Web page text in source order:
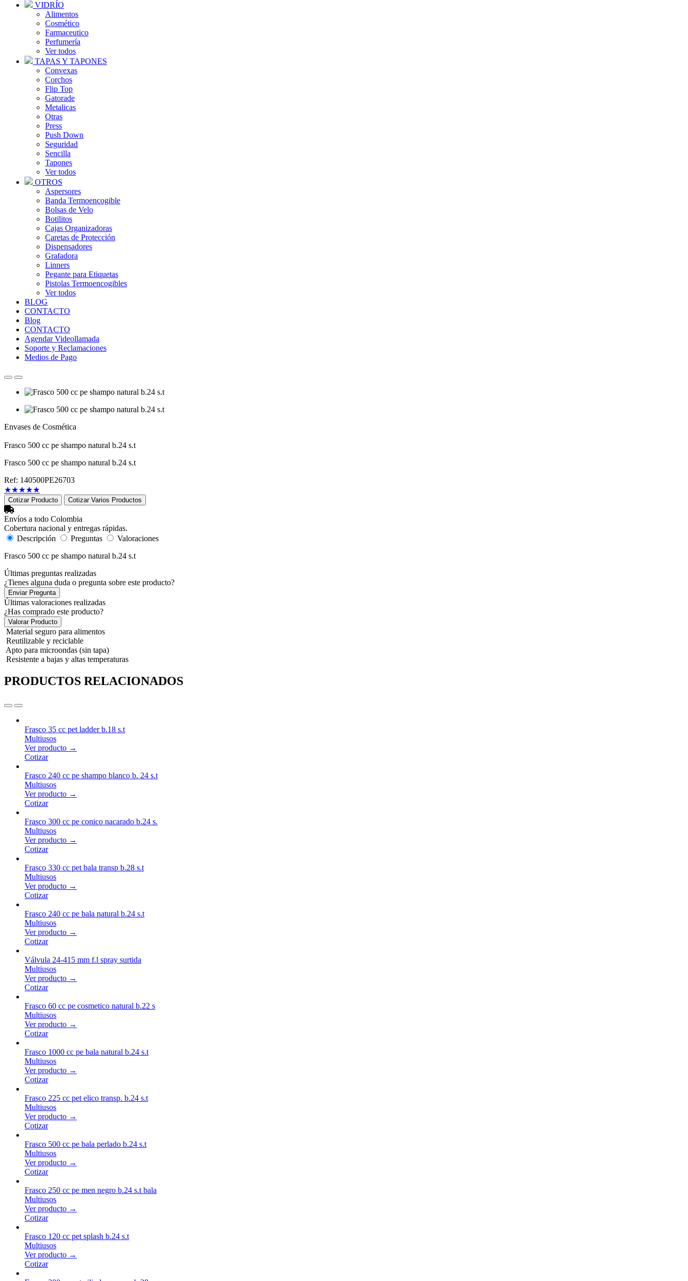
VIDRÍO
Alimentos
Cosmético
Farmaceutico
Perfumería
Ver todos
TAPAS Y TAPONES
Convexas
Corchos
Flip Top
Gatorade
Metalicas
Otras
Press
Push Down
Seguridad
Sencilla
Tapones
Ver todos
OTROS
Aspersores
Banda Termoencogible
Bolsas de Velo
Botilitos
Cajas Organizadoras
Caretas de Protección
Dispensadores
Grafadora
Linners
Pegante para Etiquetas
Pistolas Termoencogibles
Ver todos
BLOG
CONTACTO
Blog
CONTACTO
Agendar Videollamada
Soporte y Reclamaciones
Medios de Pago
Envases de Cosmética
Frasco 500 cc pe shampo natural b.24 s.t
Frasco 500 cc pe shampo natural b.24 s.t
Ref: 140500PE26703
★★★★★
Cotizar Producto Cotizar Varios Productos
Envíos a todo Colombia
Cobertura nacional y entregas rápidas.
Descripción
Preguntas
Valoraciones
Frasco 500 cc pe shampo natural b.24 s.t
Últimas preguntas realizadas
¿Tienes alguna duda o pregunta sobre este producto?
Enviar Pregunta
Últimas valoraciones realizadas
¿Has comprado este producto?
Valorar Producto
Material seguro para alimentos
Reutilizable y reciclable
Apto para microondas (sin tapa)
Resistente a bajas y altas temperaturas
PRODUCTOS RELACIONADOS
Frasco 35 cc pet ladder b.18 s.t
Multiusos
Ver producto →
Cotizar
Frasco 240 cc pe shampo blanco b. 24 s.t
Multiusos
Ver producto →
Cotizar
Frasco 300 cc pe conico nacarado b.24 s.
Multiusos
Ver producto →
Cotizar
Frasco 330 cc pet bala transp b.28 s.t
Multiusos
Ver producto →
Cotizar
Frasco 240 cc pe bala natural b.24 s.t
Multiusos
Ver producto →
Cotizar
Válvula 24-415 mm f.l spray surtida
Multiusos
Ver producto →
Cotizar
Frasco 60 cc pe cosmetico natural b.22 s
Multiusos
Ver producto →
Cotizar
Frasco 1000 cc pe bala natural b.24 s.t
Multiusos
Ver producto →
Cotizar
Frasco 225 cc pet elico transp. b.24 s.t
Multiusos
Ver producto →
Cotizar
Frasco 500 cc pe bala perlado b.24 s.t
Multiusos
Ver producto →
Cotizar
Frasco 250 cc pe men negro b.24 s.t bala
Multiusos
Ver producto →
Cotizar
Frasco 120 cc pet splash b.24 s.t
Multiusos
Ver producto →
Cotizar